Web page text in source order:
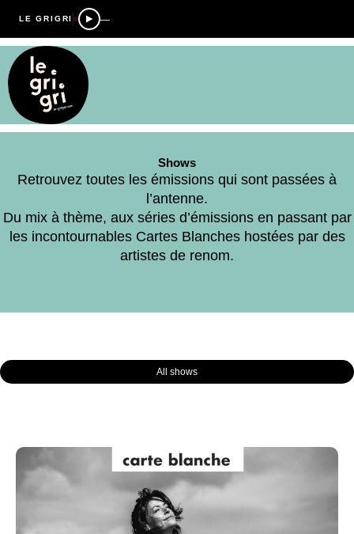
LE GRIGRI —
Shows
Retrouvez toutes les émissions qui sont passées à
l’antenne.
Du mix à thème, aux séries d’émissions en passant par
les incontournables Cartes Blanches hostées par des
artistes de renom.
All shows